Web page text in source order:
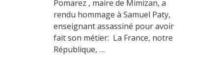
Pomarez , maire de Mimizan, a
rendu hommage à Samuel Paty,
enseignant assassiné pour avoir
fait son métier: La France, notre
République, …